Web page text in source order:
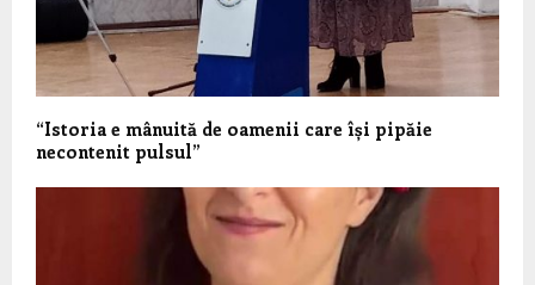
“Istoria e mânuită de oamenii care își pipăie
necontenit pulsul”